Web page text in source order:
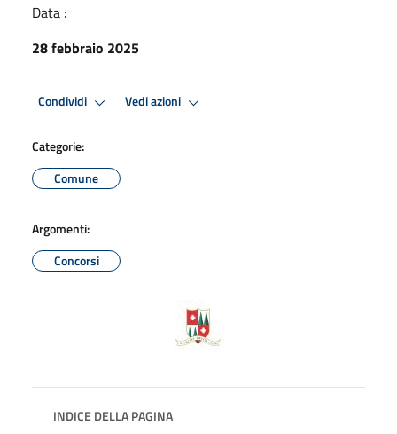
Data :
28 febbraio 2025
Condividi Vedi azioni
Categorie:
Comune
Argomenti:
Concorsi
INDICE DELLA PAGINA